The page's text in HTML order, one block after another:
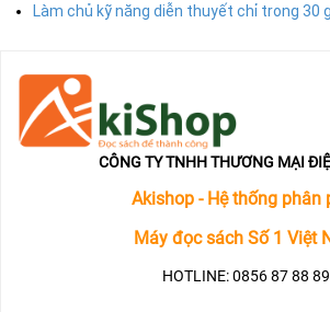
Làm chủ kỹ năng diễn thuyết chỉ trong 30
CÔNG TY TNHH THƯƠNG MẠI
Akishop - Hệ thống phân
Máy đọc sách Số 1 Việt
HOTLINE: 0856 87 88 89